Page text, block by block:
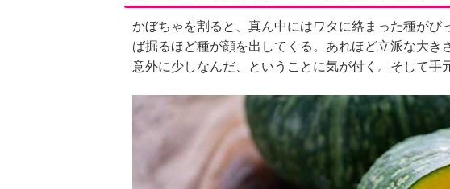
かぼちゃを割ると、真ん中にはワタに絡まった種がび
ば掘るほど種が顔を出してくる。あれほど立派な大き
意外に少しなんだ、ということに気が付く。そして手